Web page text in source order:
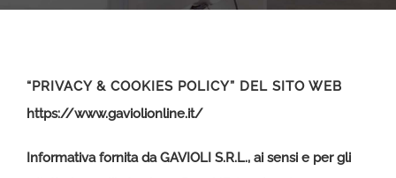
“PRIVACY & COOKIES POLICY” DEL SITO WEB
https://www.gaviolionline.it/
Informativa fornita da GAVIOLI S.R.L., ai sensi e per gli